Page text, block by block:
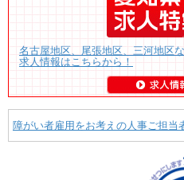
名古屋地区、尾張地区、三河地区
求人情報はこちらから！
障がい者雇用をお考えの人事ご担